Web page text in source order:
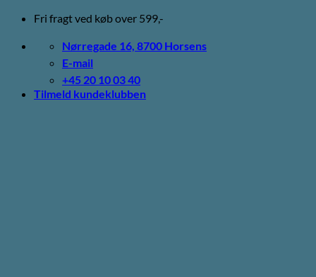
Fortsæt
indhold
Fri fragt ved køb over 599,-
Nørregade 16, 8700 Horsens
E-mail
+45 20 10 03 40
Tilmeld kundeklubben